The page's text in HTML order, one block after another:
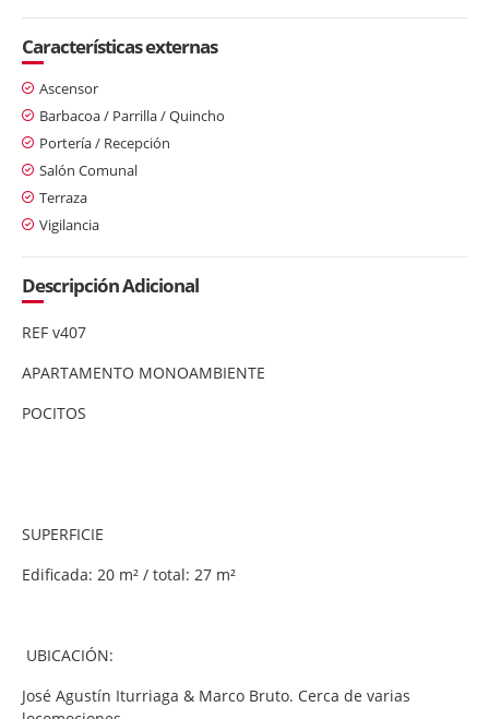
Características externas
Ascensor
Barbacoa / Parrilla / Quincho
Portería / Recepción
Salón Comunal
Terraza
Vigilancia
Descripción Adicional
REF v407
APARTAMENTO MONOAMBIENTE
POCITOS
SUPERFICIE
Edificada: 20 m² / total: 27 m²
UBICACIÓN:
José Agustín Iturriaga & Marco Bruto. Cerca de varias